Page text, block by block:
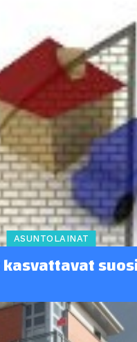
ASUNTOLAINAT